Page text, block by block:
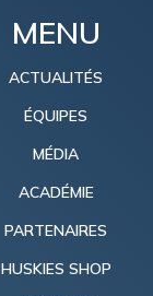
MENU
ACTUALITÉS
ÉQUIPES
MÉDIA
ACADÉMIE
PARTENAIRES
HUSKIES SHOP